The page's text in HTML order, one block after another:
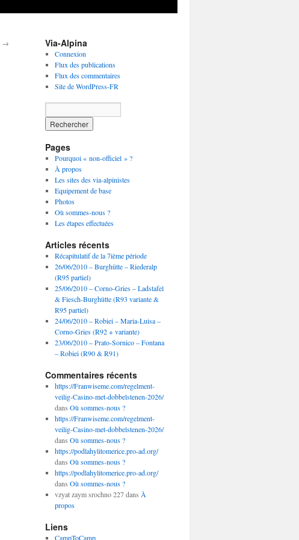
→ Via-Alpina
Connexion
Flux des publications
Flux des commentaires
Site de WordPress-FR
Pages
Pourquoi « non-officiel » ?
À propos
Les sites des via-alpinistes
Equipement de base
Photos
Où sommes-nous ?
Les étapes effectuées
Articles récents
Récapitulatif de la 7ième période
26/06/2010 – Burghütte – Riederalp
(R95 partiel)
25/06/2010 – Corno-Gries – Ladstafel
& Fiesch-Burghütte (R93 variante &
R95 partiel)
24/06/2010 – Robiei – Maria-Luisa –
Corno-Gries (R92 + variante)
23/06/2010 – Prato-Sornico – Fontana
– Robiei (R90 & R91)
Commentaires récents
https://Franwiseme.com/regelment-
veilig-Casino-met-dobbelstenen-2026/
dans Où sommes-nous ?
https://Franwiseme.com/regelment-
veilig-Casino-met-dobbelstenen-2026/
dans Où sommes-nous ?
https://podlahylitomerice.pro-ad.org/
dans Où sommes-nous ?
https://podlahylitomerice.pro-ad.org/
dans Où sommes-nous ?
vzyat zaym srochno 227dans À
propos
Liens
CampToCamp